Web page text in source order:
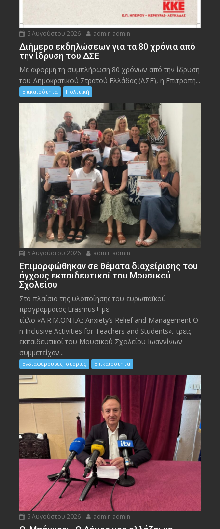
6 Αυγούστου 2026 admin admin
Διήμερο εκδηλώσεων για τα 80 χρόνια από
την ίδρυση του ΔΣΕ
Με αφορμή τη συμπλήρωση 80 χρόνων από την ίδρυση
του Δημοκρατικού Στρατού Ελλάδας (ΔΣΕ), η Επιτροπή...
Επικαιρότητα Πολιτική
6 Αυγούστου 2026 admin admin
Eπιμορφώθηκαν σε θέματα διαχείρισης του
άγχους εκπαιδευτικοί του Μουσικού
Σχολείου
Στο πλαίσιο της υλοποίησης του ευρωπαϊκού
προγράμματος Erasmus+ με
τίτλο «A.R.M.ON.I.A.: Anxiety’s Relief and Management O
n Inclusive Activities for Teachers and Students», τρεις
εκπαιδευτικοί του Μουσικού Σχολείου Ιωαννίνων
συμμετείχαν...
Ενδιαφέρουσες Ιστορίες Επικαιρότητα
6 Αυγούστου 2026 admin admin